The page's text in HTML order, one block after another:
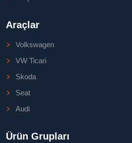
Araçlar
Volkswagen
VW Ticari
Skoda
Seat
Audi
Ürün Grupları